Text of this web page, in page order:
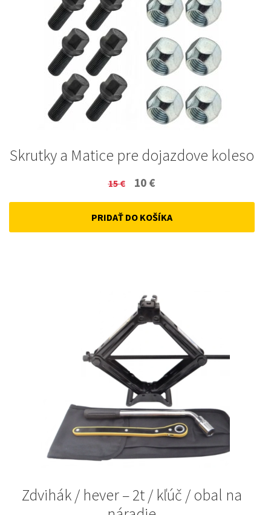
Skrutky a Matice pre dojazdove koleso
15€
Original
price
was:
10 €
price
is:
PRIDAŤ DO KOŠÍKA
Zdvihák / hever – 2t / kľúč / obal na